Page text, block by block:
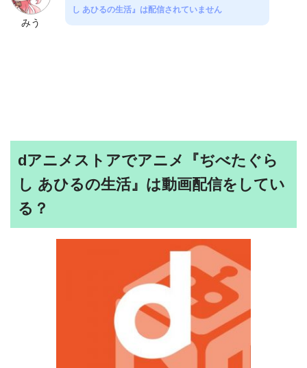
みう
し あひるの生活』は配信されていません
dアニメストアでアニメ『ぢべたぐら
し あひるの生活』は動画配信をしてい
る？